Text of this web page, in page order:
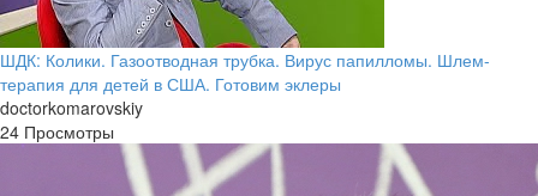
ШДК: Колики. Газоотводная трубка. Вирус папилломы. Шлем-
терапия для детей в США. Готовим эклеры
doctorkomarovskiy
24 Просмотры